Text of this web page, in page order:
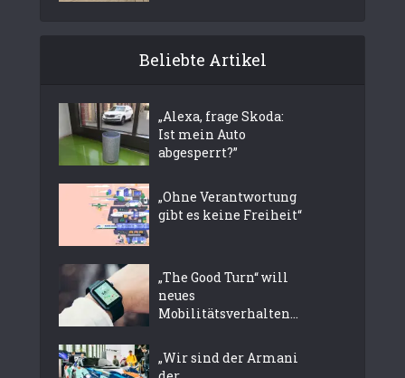
Beliebte Artikel
„Alexa, frage Skoda:
Ist mein Auto
abgesperrt?”
„Ohne Verantwortung
gibt es keine Freiheit“
„The Good Turn“ will
neues
Mobilitätsverhalten...
„Wir sind der Armani